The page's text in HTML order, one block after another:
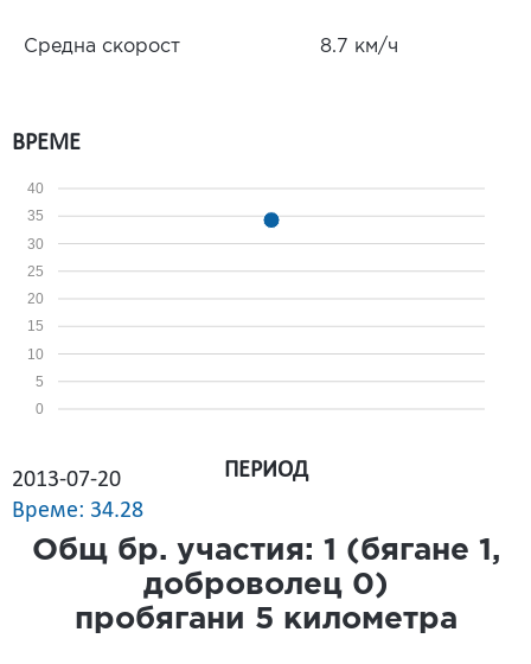
Средна скорост 8.7 км/ч
ВРЕМЕ
0
5
10
15
20
25
30
35
40
2013-07-20
Време: 34.28
ПЕРИОД
Общ бр. участия: 1 (бягане 1 ,
доброволец 0)
пробягани 5 километра